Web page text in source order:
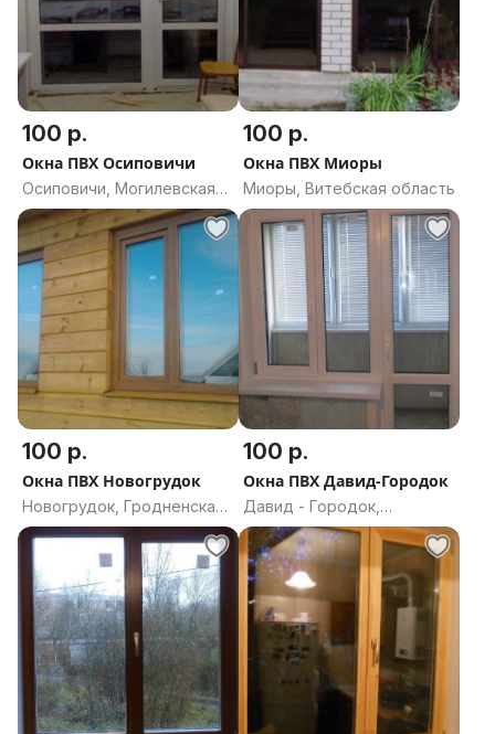
100 р.
Окна ПВХ Осиповичи
Осиповичи, Могилевская
область
100 р.
Окна ПВХ Миоры
Миоры, Витебская область
100 р.
Окна ПВХ Новогрудок
Новогрудок, Гродненская
область
100 р.
Окна ПВХ Давид-Городок
Давид - Городок,
Брестская область